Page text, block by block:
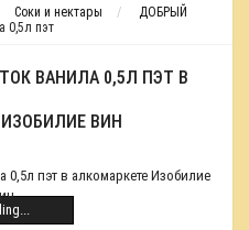
Соки и нектары
ДОБРЫЙ
0,5л пэт
ВАНИЛА 0,5Л ПЭТ В
ВИН